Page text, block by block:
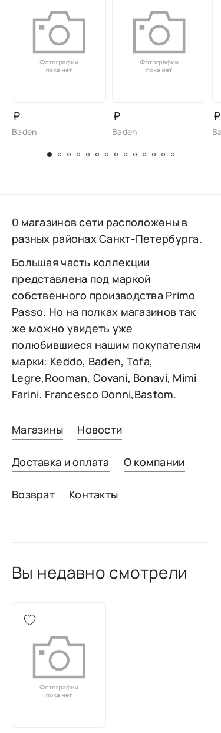
₽
Baden
₽
Baden
₽
Магазины Новости
Доставка и оплата О компании
Возврат Контакты
0 магазинов сети расположены в
разных районах Санкт-Петербурга.
Большая часть коллекции
представлена под маркой
собственного производства Primo
Passo. Но на полках магазинов так
же можно увидеть уже
полюбившиеся нашим покупателям
марки: Keddo, Baden, Tofa,
Legre,Rooman, Covani, Bonavi, Mimi
Farini, Francesco Donni,Bastom.
Вы недавно смотрели